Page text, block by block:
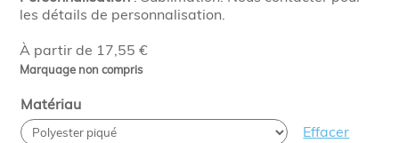
À partir de 17,55 €
Marquage non compris
les détails de personnalisation.
Matériau
Effacer